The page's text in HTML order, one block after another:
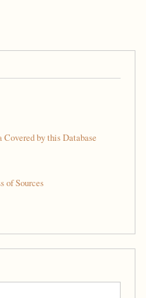
by this Database
of Sources